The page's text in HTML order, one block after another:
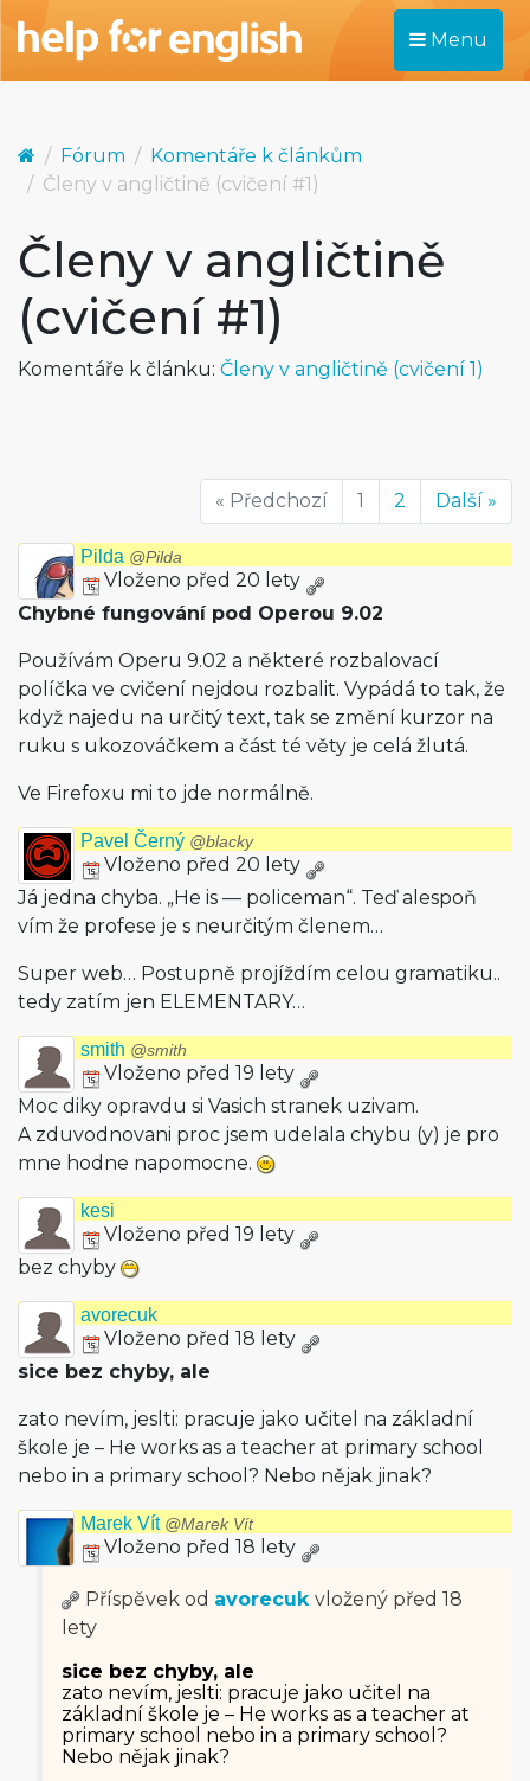
Menu
Fórum
Komentáře k článkům
Členy v angličtině (cvičení #1)
Členy v angličtině
(cvičení #1)
Komentáře k článku: Členy v angličtině (cvičení 1)
« Předchozí 1 2 Další »
Pilda @Pilda
Vloženo před 20 lety
Chybné fungování pod Operou 9.02
Používám Operu 9.02 a některé rozbalovací
políčka ve cvičení nejdou rozbalit. Vypádá to tak, že
když najedu na určitý text, tak se změní kurzor na
ruku s ukozováčkem a část té věty je celá žlutá.
Ve Firefoxu mi to jde normálně.
Pavel Černý @blacky
Vloženo před 20 lety
Já jedna chyba. „He is — policeman“. Teď alespoň
vím že profese je s neurčitým členem…
Super web… Postupně projíždím celou gramatiku..
tedy zatím jen ELEMENTARY…
smith @smith
Vloženo před 19 lety
Moc diky opravdu si Vasich stranek uzivam.
A zduvodnovani proc jsem udelala chybu (y) je pro
mne hodne napomocne.
kesi
Vloženo před 19 lety
bez chyby
avorecuk
Vloženo před 18 lety
sice bez chyby, ale
zato nevím, jeslti: pracuje jako učitel na základní
škole je – He works as a teacher at primary school
nebo in a primary school? Nebo nějak jinak?
Marek Vít @Marek Vít
Vloženo před 18 lety
Příspěvek od avorecuk vložený před 18
lety
sice bez chyby, ale
zato nevím, jeslti: pracuje jako učitel na
základní škole je – He works as a teacher at
primary school nebo in a primary school?
Nebo nějak jinak?